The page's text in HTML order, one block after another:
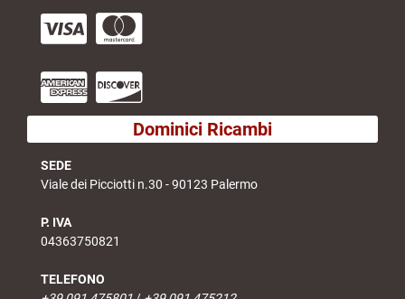
Dominici Ricambi
SEDE
Viale dei Picciotti n.30 - 90123 Palermo
P. IVA
04363750821
TELEFONO